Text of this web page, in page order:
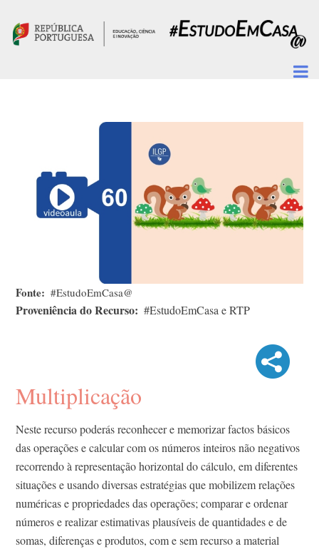
Fonte #EstudoEmCasa@
Proveniência do Recurso #EstudoEmCasa e RTP
Multiplicação
Neste recurso poderás reconhecer e memorizar factos básicos
das operações e calcular com os números inteiros não negativos
recorrendo à representação horizontal do cálculo, em diferentes
situações e usando diversas estratégias que mobilizem relações
numéricas e propriedades das operações; comparar e ordenar
números e realizar estimativas plausíveis de quantidades e de
somas, diferenças e produtos, com e sem recurso a material